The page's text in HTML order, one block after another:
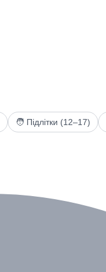
🧑 Підлітки (12–17)